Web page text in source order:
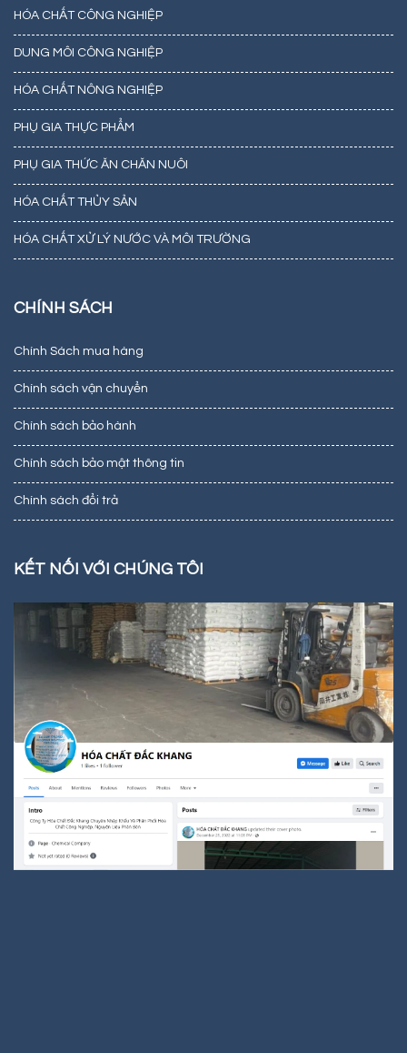
HÓA CHẤT CÔNG NGHIỆP
DUNG MÔI CÔNG NGHIỆP
HÓA CHẤT NÔNG NGHIỆP
PHỤ GIA THỰC PHẨM
PHỤ GIA THỨC ĂN CHĂN NUÔI
HÓA CHẤT THỦY SẢN
HÓA CHẤT XỬ LÝ NƯỚC VÀ MÔI TRƯỜNG
CHÍNH SÁCH
Chính Sách mua hàng
Chính sách vận chuyển
Chính sách bảo hành
Chính sách bảo mật thông tin
Chính sách đổi trả
KẾT NỐI VỚI CHÚNG TÔI